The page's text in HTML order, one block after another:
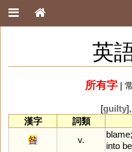
英
所有字|
[guilty
漢字
詞類
咎
v.
blame;
into